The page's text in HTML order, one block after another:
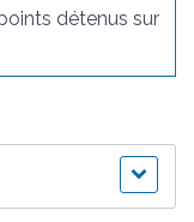
détenus sur